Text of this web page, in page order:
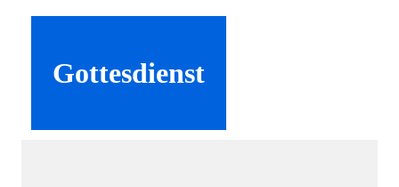
Gottesdienst